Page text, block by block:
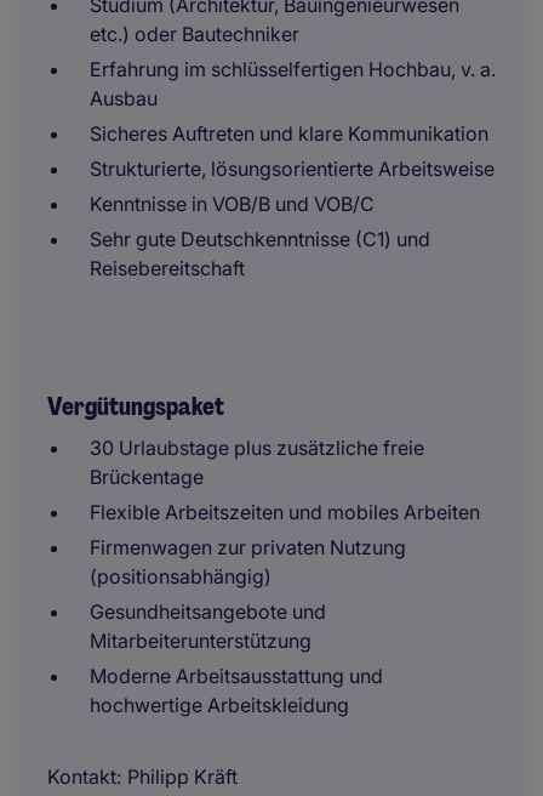
Studium (Architektur, Bauingenieurwesen
etc.) oder Bautechniker
Erfahrung im schlüsselfertigen Hochbau, v. a.
Ausbau
Sicheres Auftreten und klare Kommunikation
Strukturierte, lösungsorientierte Arbeitsweise
Kenntnisse in VOB/B und VOB/C
Sehr gute Deutschkenntnisse (C1) und
Reisebereitschaft
Vergütungspaket
30 Urlaubstage plus zusätzliche freie
Brückentage
Flexible Arbeitszeiten und mobiles Arbeiten
Firmenwagen zur privaten Nutzung
(positionsabhängig)
Gesundheitsangebote und
Mitarbeiterunterstützung
Moderne Arbeitsausstattung und
hochwertige Arbeitskleidung
Kontakt Philipp Kräft